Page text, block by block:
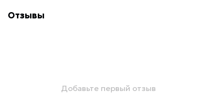
Отзывы
Добавьте первый отзыв